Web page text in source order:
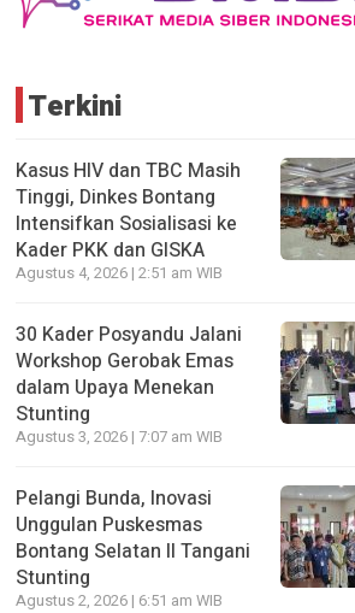
Terkini
Kasus HIV dan TBC Masih
Tinggi, Dinkes Bontang
Intensifkan Sosialisasi ke
Kader PKK dan GISKA
Agustus 4, 2026 | 2:51 am WIB
30 Kader Posyandu Jalani
Workshop Gerobak Emas
dalam Upaya Menekan
Stunting
Agustus 3, 2026 | 7:07 am WIB
Pelangi Bunda, Inovasi
Unggulan Puskesmas
Bontang Selatan II Tangani
Stunting
Agustus 2, 2026 | 6:51 am WIB